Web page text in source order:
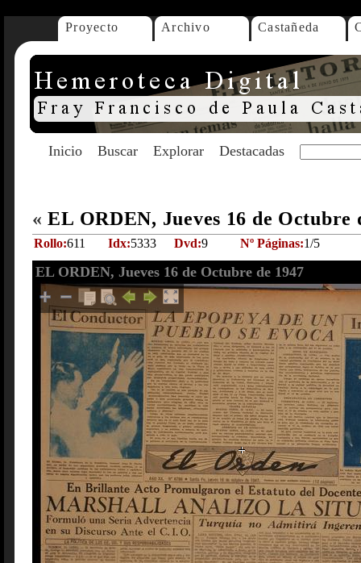
Proyecto Archivo Castañeda
Inicio Buscar Explorar Destacadas
« EL ORDEN, Jueves 16 de Octubre
Rollo:611 Idx:5333 Dvd:9 Nº Páginas:1/5
EL ORDEN, Jueves 16 de Octubre de 1947